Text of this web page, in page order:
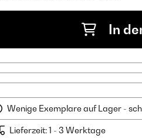
In
Wenige Exemplare auf Lager -
Lieferzeit: 1 - 3 Werktage